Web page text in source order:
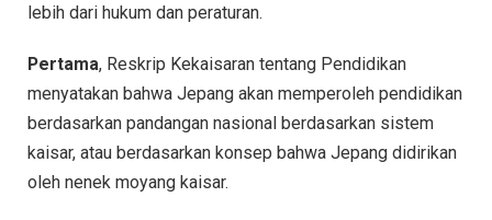
lebih dari hukum dan peraturan.
Pertama, Reskrip Kekaisaran tentang Pendidikan
menyatakan bahwa Jepang akan memperoleh pendidikan
berdasarkan pandangan nasional berdasarkan sistem
kaisar, atau berdasarkan konsep bahwa Jepang didirikan
oleh nenek moyang kaisar.